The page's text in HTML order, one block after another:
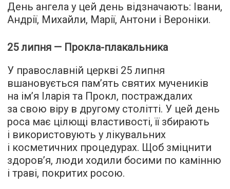
День ангела у цей день відзначають: Івани,
Андрії, Михайли, Марії, Антони і Вероніки.
25 липня — Прокла-плакальника
У православній церкві 25 липня
вшановується пам’ять святих мучеників
на ім’я Іларія та Прокл, постраждалих
за свою віру в другому столітті. У цей день
роса має цілющі властивості, її збирають
і використовують у лікувальних
і косметичних процедурах. Щоб зміцнити
здоров’я, люди ходили босими по камінню
і траві, покритих росою.